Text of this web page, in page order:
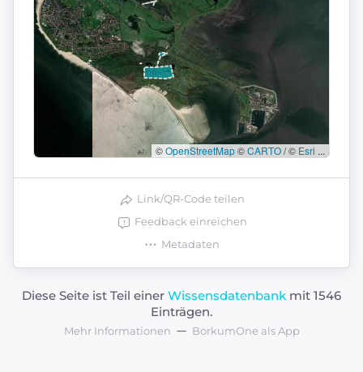
©OpenStreetMap©CARTO/ © Esri ...
Link/QR-Code teilen
Feedback einreichen
Metadaten
Diese Seite ist Teil einer Wissensdatenbank mit 1546
Einträgen.
Mehr Informationen BorkumOne als App